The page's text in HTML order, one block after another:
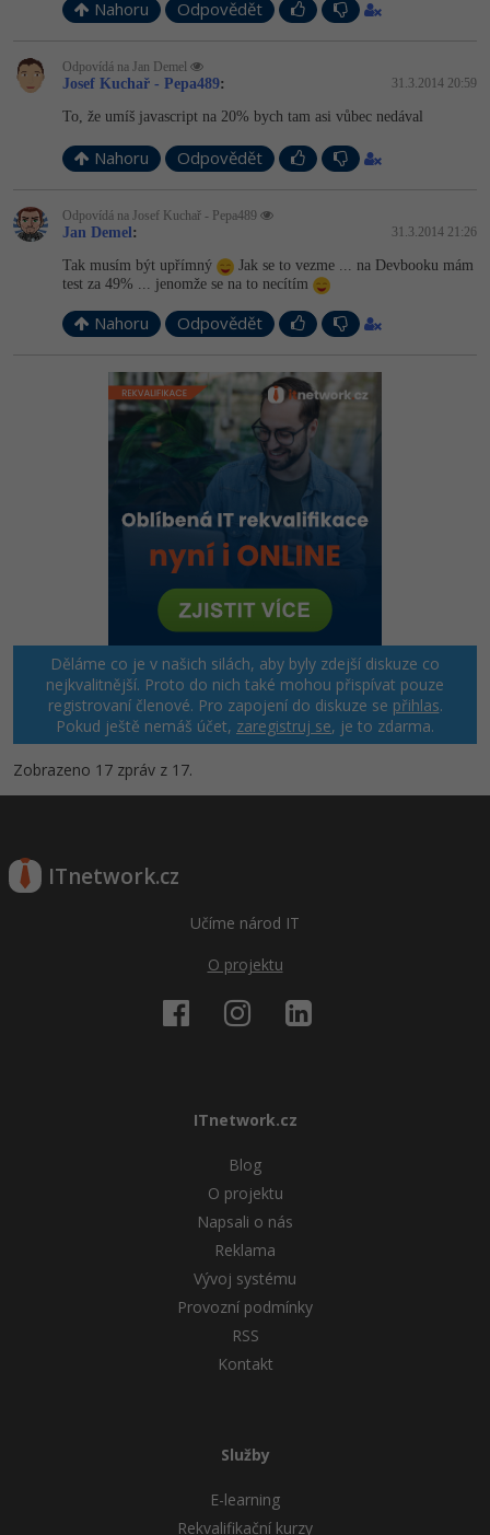
Nahoru Odpovědět
Odpovídá na Jan Demel
Josef Kuchař - Pepa489: 31.3.2014 20:59
To, že umíš javascript na 20% bych tam asi vůbec nedával
Nahoru Odpovědět
Odpovídá na Josef Kuchař - Pepa489
Jan Demel: 31.3.2014 21:26
Tak musím být upřímný
Jak se to vezme ... na Devbooku mám
test za 49% ... jenomže se na to necítím
Nahoru Odpovědět
Děláme co je v našich silách, aby byly zdejší diskuze co
nejkvalitnější. Proto do nich také mohou přispívat pouze
registrovaní členové. Pro zapojení do diskuze se přihlas.
Pokud ještě nemáš účet, zaregistruj se, je to zdarma.
Zobrazeno 17 zpráv z 17.
ITnetwork.cz
Učíme národ IT
O projektu
ITnetwork.cz
Blog
O projektu
Napsali o nás
Reklama
Vývoj systému
Provozní podmínky
RSS
Kontakt
Služby
E-learning
Rekvalifikační kurzy